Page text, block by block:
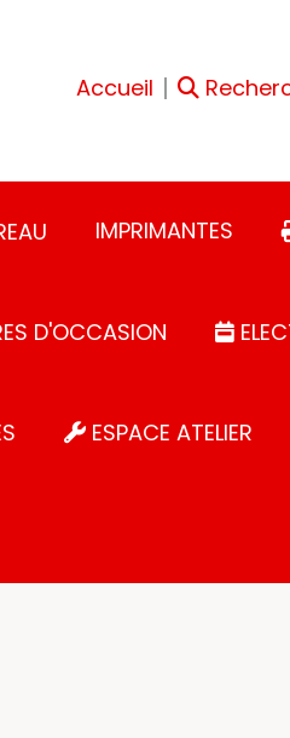
Accueil
IMPRIMANTES
D'OCCASION
ESPACE ATELIER